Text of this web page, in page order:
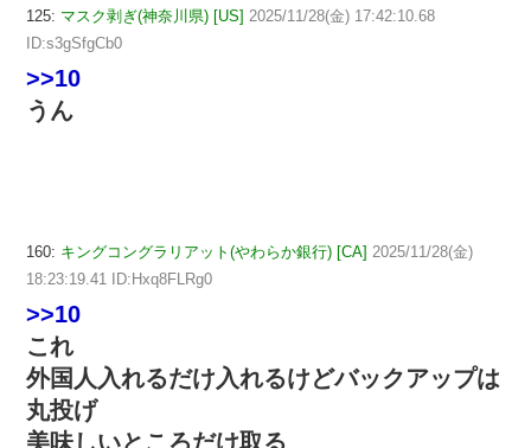
125: マスク剥ぎ(神奈川県) [US] 2025/11/28(金) 17:42:10.68
ID:s3gSfgCb0
>>10
うん
160: キングコングラリアット(やわらか銀行) [CA] 2025/11/28(金)
18:23:19.41 ID:Hxq8FLRg0
>>10
これ
外国人入れるだけ入れるけどバックアップは
丸投げ
美味しいところだけ取る